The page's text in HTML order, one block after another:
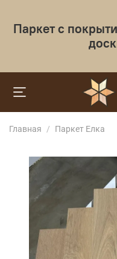
Паркет с
Главная Паркет Елка